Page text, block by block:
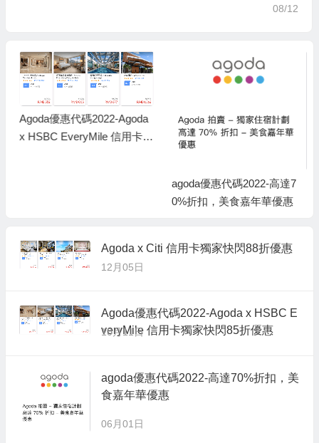
08/12
Agoda優惠代碼2022-Agoda
x HSBC EveryMile 信用卡獨
agoda優惠代碼2022-高達7
0%折扣，美食嘉年華優惠
Agoda x Citi 信用卡獨家快閃88折優惠
12月05日
Agoda優惠代碼2022-Agoda x HSBC E
veryMile 信用卡獨家快閃85折優惠
10月11日
agoda優惠代碼2022-高達70%折扣，美
食嘉年華優惠
06月01日